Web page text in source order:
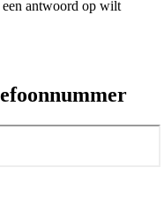
antwoord op wilt